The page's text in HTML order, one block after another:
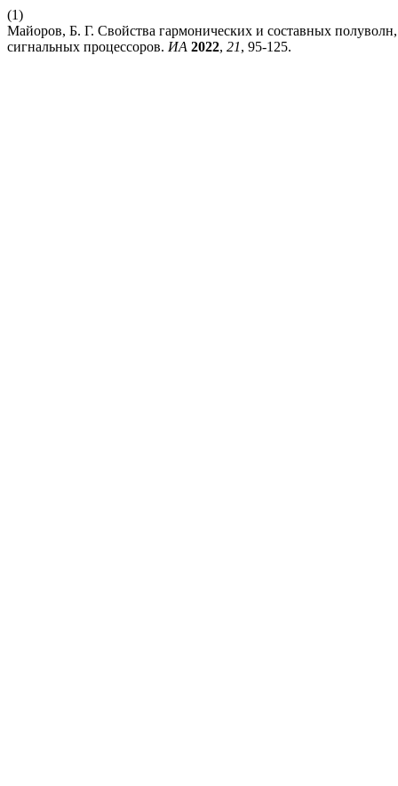
(1)
Майоров, Б. Г. Свойства гармонических и составных
сигнальных процессоров. ИА 2022, 21, 95-125.